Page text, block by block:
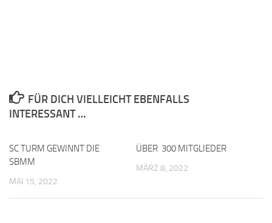
FÜR DICH VIELLEICHT EBENFALLS
INTERESSANT …
SC TURM GEWINNT DIE
SBMM
MAI 15, 2022
ÜBER 300 MITGLIEDER
MÄRZ 8, 2022